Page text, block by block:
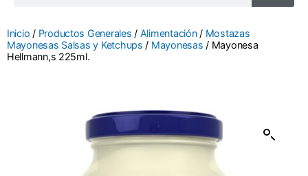
Inicio / Productos Generales / Alimentación/ Mostazas
Mayonesas Salsas y Ketchups / Mayonesas / Mayonesa
Hellmann,s 225ml.